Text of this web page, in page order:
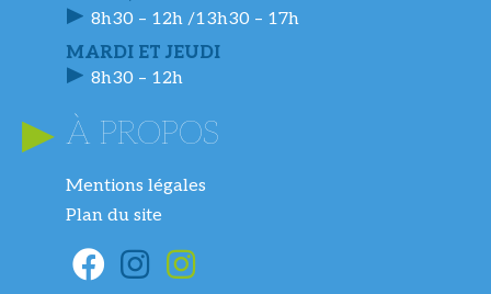
8h30 – 12h /13h30 – 17h
MARDI ET JEUDI
8h30 – 12h
À PROPOS
Mentions légales
Plan du site